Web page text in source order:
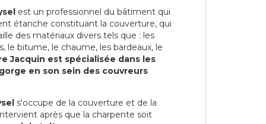
est un professionnel du bâtiment qui
étanche constituant la couverture, qui
des matériaux divers tels que : les
le bitume, le chaume, les bardeaux, le
Jacquin est spécialisée dans les
en son sein des couvreurs
s'occupe de la couverture et de la
après que la charpente soit